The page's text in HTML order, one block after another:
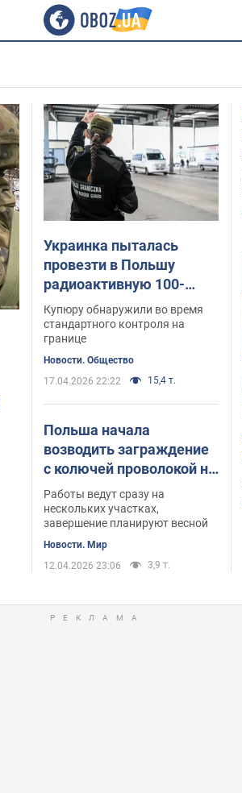
Украинка пыталась
провезти в Польшу
радиоактивную 100-
долларовую купюру: как
она это объяснила
Купюру обнаружили во время
стандартного контроля на
границе
Новости. Общество
17.04.2026 22:22
15,4 т.
Польша начала
возводить заграждение
с колючей проволокой на
границе с Беларусью:
как оно будет выглядеть
Работы ведут сразу на
нескольких участках,
завершение планируют весной
Новости. Мир
12.04.2026 23:06
3,9 т.